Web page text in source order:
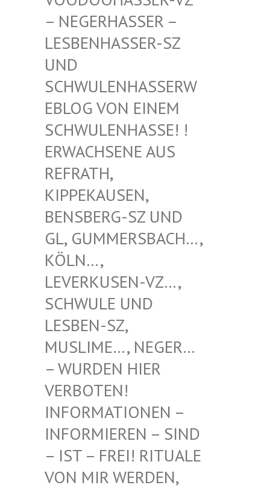
EGERHASSER – LES
BENHASSER-SZ UND
SCH
WULENHASSERWEBL
OG VON EINEM SCH
WULENHASSE! ! ERW
ACHSENE AUS REF
RATH, KIP
PEKAUSEN, BEN
SBERG-SZ UND GL,
GUMMERSBACH…, KÖL
N…, LEV
ERKUSEN-VZ…, SCH
WULE UND LES
BEN-SZ, MUS
LIME…, NEGER… – W
URDEN HIER VER
BOTEN! INF
ORMATIONEN – INF
ORMIEREN – SIND – I
ST – FREI! RITUALE VON
MIR WERDEN, NUR